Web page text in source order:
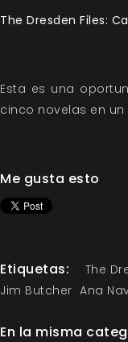
The Dresden Files:
Esta es una
cinco novelas en
Me gusta esto
Etiquetas: The
Jim Butcher Ana
En la misma